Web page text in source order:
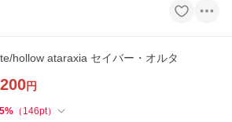
hollow ataraxia セイバー・オルタ
円
5% （ 146pt）